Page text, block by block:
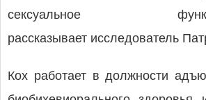
сексуальное
рассказывает исследователь
Кох работает в должности